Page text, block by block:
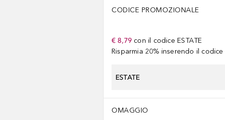
CODICE PROMOZIONALE
€ 8,79 con il codice ESTATE
Risparmia 20% inserendo il
ESTATE
OMAGGIO